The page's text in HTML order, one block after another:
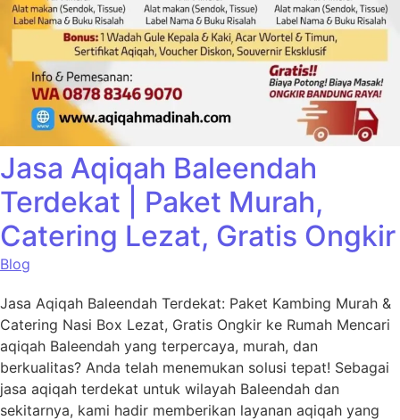
Jasa Aqiqah Baleendah
Terdekat | Paket Murah,
Catering Lezat, Gratis Ongkir
Blog
Jasa Aqiqah Baleendah Terdekat: Paket Kambing Murah &
Catering Nasi Box Lezat, Gratis Ongkir ke Rumah Mencari
aqiqah Baleendah yang terpercaya, murah, dan
berkualitas? Anda telah menemukan solusi tepat! Sebagai
jasa aqiqah terdekat untuk wilayah Baleendah dan
sekitarnya, kami hadir memberikan layanan aqiqah yang